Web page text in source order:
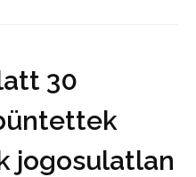
30
jogosulatlan